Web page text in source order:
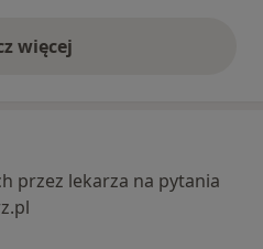
więcej
opinie powyżej
przez lekarza na pytania